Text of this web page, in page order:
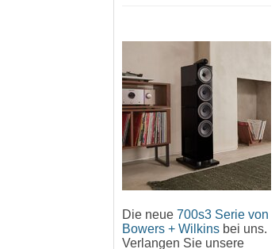
Die neue 700s3 Serie von
Bowers + Wilkins bei uns.
Verlangen Sie unsere